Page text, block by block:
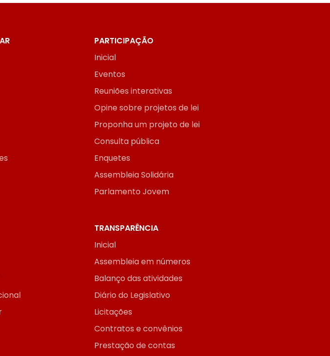
PARTICIPAÇÃO
Inicial
Eventos
Reuniões interativas
Opine sobre projetos de lei
Proponha um projeto de lei
Consulta pública
Enquetes
Assembleia Solidária
Parlamento Jovem
TRANSPARÊNCIA
Inicial
Assembleia em números
Balanço das atividades
Diário do Legislativo
Licitações
Contratos e convênios
Prestação de contas